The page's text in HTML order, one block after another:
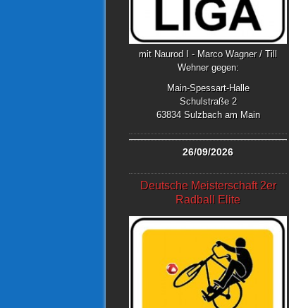
mit Naurod I - Marco Wagner / Till
Wehner gegen:
Main-Spessart-Halle
Schulstraße 2
63834 Sulzbach am Main
26/09/2026
Deutsche Meisterschaft 2er
Radball Elite